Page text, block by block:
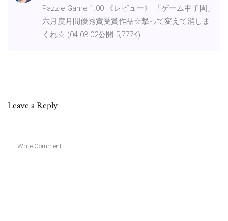
Pazzle Game 1.00 《レビュー》 「ゲーム甲子園」
六月度月間優秀賞受賞作品☆撃って変えて消しま
くれ☆ (04.03.02公開 5,777K)
Leave a Reply